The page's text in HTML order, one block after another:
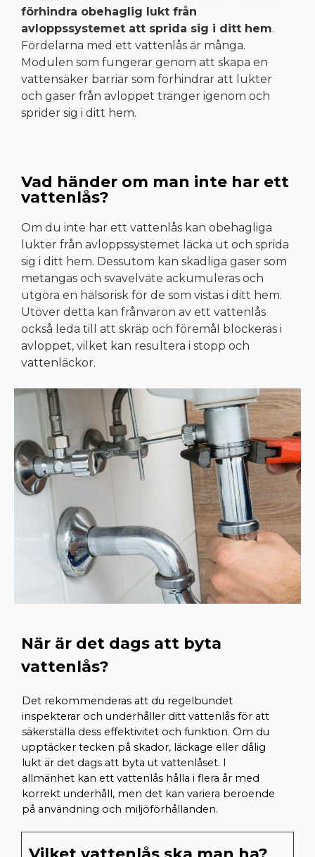
förhindra obehaglig lukt från
avloppssystemet att sprida sig i ditt hem.
Fördelarna med ett vattenlås är många.
Modulen som fungerar genom att skapa en
vattensäker barriär som förhindrar att lukter
och gaser från avloppet tränger igenom och
sprider sig i ditt hem.
Vad händer om man inte har ett
vattenlås?
Om du inte har ett vattenlås kan obehagliga
lukter från avloppssystemet läcka ut och sprida
sig i ditt hem. Dessutom kan skadliga gaser som
metangas och svavelväte ackumuleras och
utgöra en hälsorisk för de som vistas i ditt hem.
Utöver detta kan frånvaron av ett vattenlås
också leda till att skräp och föremål blockeras i
avloppet, vilket kan resultera i stopp och
vattenläckor.
När är det dags att byta
vattenlås?
Det rekommenderas att du regelbundet
inspekterar och underhåller ditt vattenlås för att
säkerställa dess effektivitet och funktion. Om du
upptäcker tecken på skador, läckage eller dålig
lukt är det dags att byta ut vattenlåset. I
allmänhet kan ett vattenlås hålla i flera år med
korrekt underhåll, men det kan variera beroende
på användning och miljöförhållanden.